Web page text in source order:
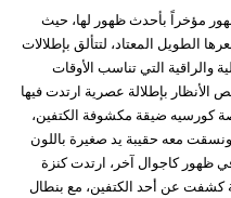
مؤخراً بأحدث ظهور لها، حيث
الطويل المعتاد، لتتألق بإطلالات
والراقية التي تناسب الأوقات
الأنظار بإطلالة عصرية ارتدت فيها
كورسيه ضيقة مكشوفة الكتفين،
معه حقيبة يد صغيرة باللون
ظهور كاجوال آخر، ارتدت كنزة
كشفت عن أحد الكتفين، مع بنطال